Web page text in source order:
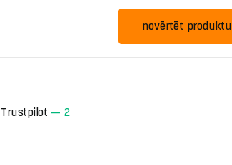
novērtēt produktu
Trustpilot — 2